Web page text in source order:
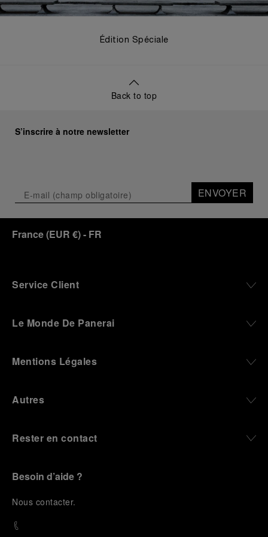
Édition Spéciale
Back to top
S’inscrire à notre newsletter
ENVOYER
France(EUR €)- FR
Service Client
Le Monde De Panerai
Mentions Légales
Autres
Rester en contact
Besoin d’aide ?
Nous contacter.